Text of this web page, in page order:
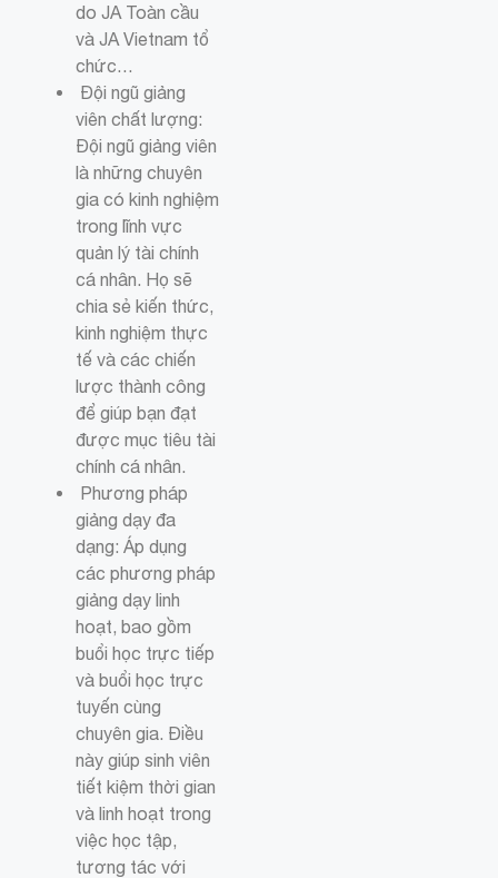
do JA Toàn cầu
và JA Vietnam tổ
chức…
Đội ngũ giảng
viên chất lượng:
Đội ngũ giảng viên
là những chuyên
gia có kinh nghiệm
trong lĩnh vực
quản lý tài chính
cá nhân. Họ sẽ
chia sẻ kiến thức,
kinh nghiệm thực
tế và các chiến
lược thành công
để giúp bạn đạt
được mục tiêu tài
chính cá nhân.
Phương pháp
giảng dạy đa
dạng: Áp dụng
các phương pháp
giảng dạy linh
hoạt, bao gồm
buổi học trực tiếp
và buổi học trực
tuyến cùng
chuyên gia. Điều
này giúp sinh viên
tiết kiệm thời gian
và linh hoạt trong
việc học tập,
tương tác với